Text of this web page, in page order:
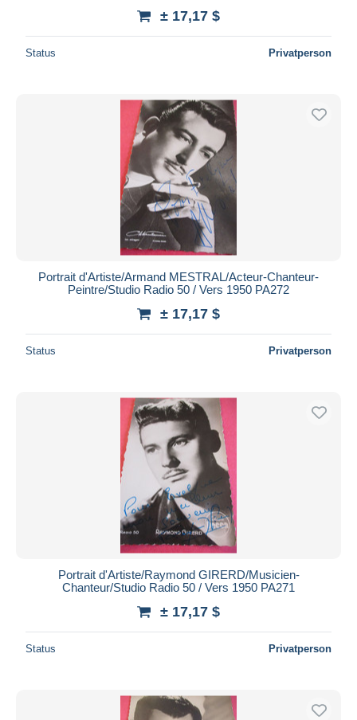
± 17,17 $
Status Privatperson
Portrait d'Artiste/Armand MESTRAL/Acteur-Chanteur-
Peintre/Studio Radio 50 / Vers 1950 PA272
± 17,17 $
Status Privatperson
Portrait d'Artiste/Raymond GIRERD/Musicien-
Chanteur/Studio Radio 50 / Vers 1950 PA271
± 17,17 $
Status Privatperson